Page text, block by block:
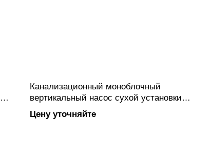
Канализационный моноблочный
вертикальный насос сухой установки
PC-VM 50-200Rx-37 с закрытым или
полуоткрытым рабочим колесом
Цену уточняйте